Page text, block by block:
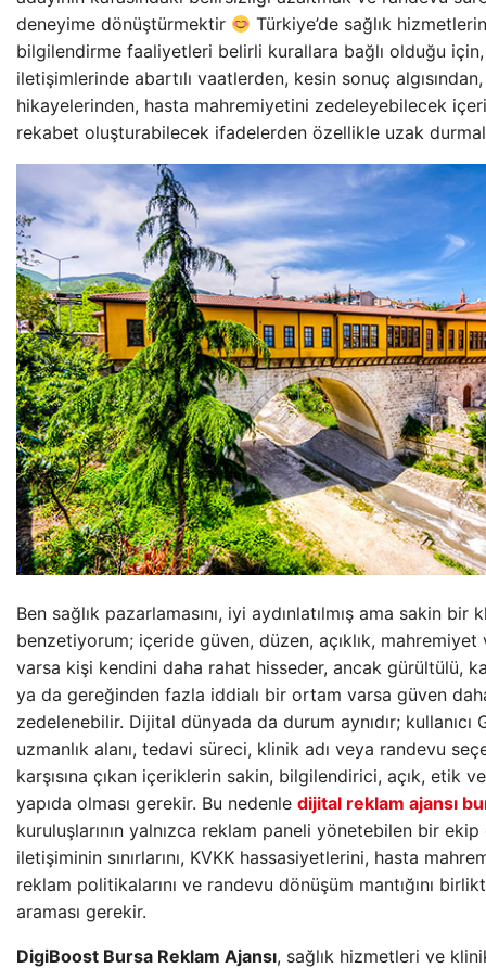
deneyime dönüştürmektir
Türkiye’de sağlık
bilgilendirme faaliyetleri belirli kurallara bağlı olduğu
iletişimlerinde abartılı vaatlerden, kesin sonuç algısından,
hikayelerinden, hasta mahremiyetini zedeleyebilecek
rekabet oluşturabilecek ifadelerden özellikle uzak
Ben sağlık pazarlamasını, iyi aydınlatılmış ama sakin bir
benzetiyorum; içeride güven, düzen, açıklık,
varsa kişi kendini daha rahat hisseder, ancak gürültülü,
ya da gereğinden fazla iddialı bir ortam varsa güven
zedelenebilir. Dijital dünyada da durum aynıdır; kullanıcı
uzmanlık alanı, tedavi süreci, klinik adı veya randevu
karşısına çıkan içeriklerin sakin, bilgilendirici, açık, etik
yapıda olması gerekir. Bu nedenle dijital reklam ajansı
kuruluşlarının yalnızca reklam paneli yönetebilen bir ekip
iletişiminin sınırlarını, KVKK hassasiyetlerini, hasta
reklam politikalarını ve randevu dönüşüm mantığını
araması gerekir.
DigiBoost Bursa Reklam Ajansı, sağlık hizmetleri ve